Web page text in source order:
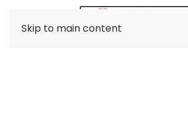
Skip to main content